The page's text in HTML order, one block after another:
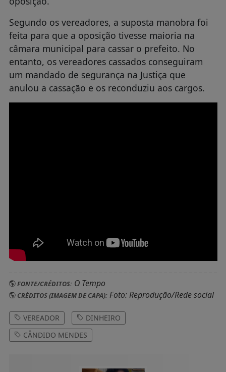
Segundo os vereadores, a suposta manobra foi
feita para que a oposição tivesse maioria na
câmara municipal para cassar o prefeito. No
entanto, os vereadores cassados conseguiram
um mandado de segurança na Justiça que
anulou a cassação e os reconduziu aos cargos.
FONTE/CRÉDITOS:O Tempo
CRÉDITOS (IMAGEM DE CAPA):Foto: Reprodução/Rede social
VEREADOR
DINHEIRO
CÂNDIDO MENDES